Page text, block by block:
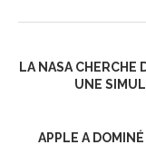
LA NASA CHERCHE
UNE
APPLE A